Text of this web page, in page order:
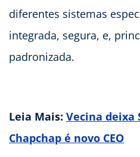
diferentes sistemas
integrada, segura, e,
padronizada.
Leia Mais: Vecina deixa
Chapchap é novo CEO